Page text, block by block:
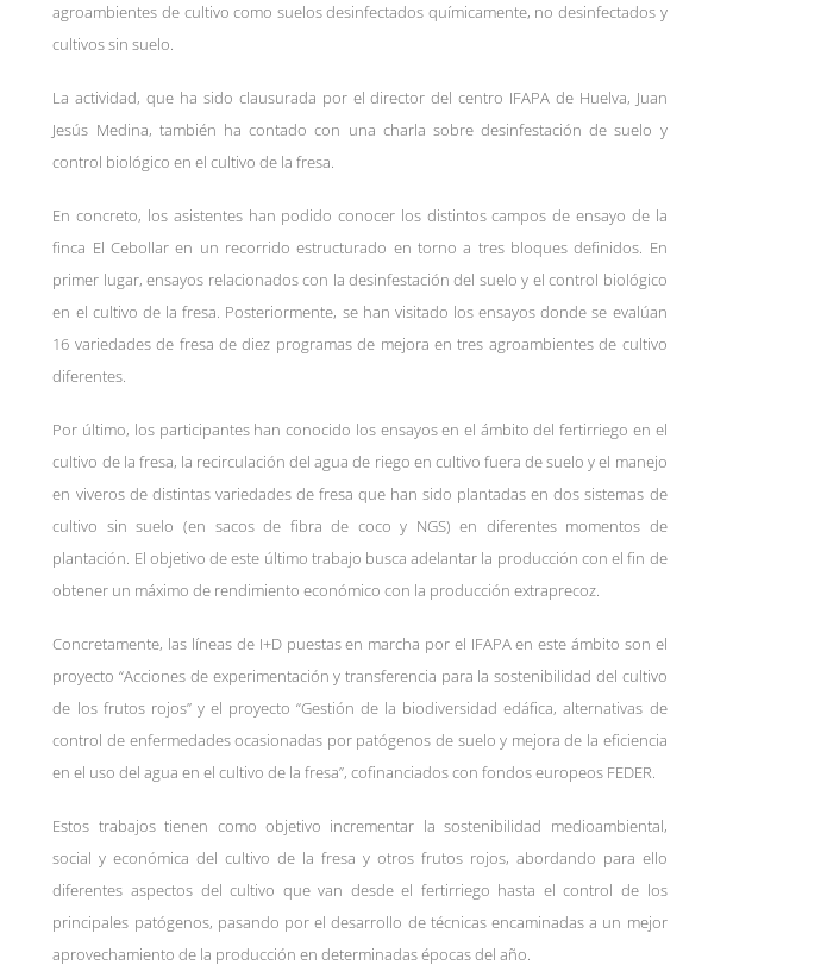
agroambientes de cultivo como suelos desinfectados químicamente, no desinfectados y
cultivos sin suelo.
La actividad, que ha sido clausurada por el director del centro IFAPA de Huelva, Juan
Jesús Medina, también ha contado con una charla sobre desinfestación de suelo y
control biológico en el cultivo de la fresa.
En concreto, los asistentes han podido conocer los distintos campos de ensayo de la
finca El Cebollar en un recorrido estructurado en torno a tres bloques definidos. En
primer lugar, ensayos relacionados con la desinfestación del suelo y el control biológico
en el cultivo de la fresa. Posteriormente, se han visitado los ensayos donde se evalúan
16 variedades de fresa de diez programas de mejora en tres agroambientes de cultivo
diferentes.
Por último, los participantes han conocido los ensayos en el ámbito del fertirriego en el
cultivo de la fresa, la recirculación del agua de riego en cultivo fuera de suelo y el manejo
en viveros de distintas variedades de fresa que han sido plantadas en dos sistemas de
cultivo sin suelo (en sacos de fibra de coco y NGS) en diferentes momentos de
plantación. El objetivo de este último trabajo busca adelantar la producción con el fin de
obtener un máximo de rendimiento económico con la producción extraprecoz.
Concretamente, las líneas de I+D puestas en marcha por el IFAPA en este ámbito son el
proyecto “Acciones de experimentación y transferencia para la sostenibilidad del cultivo
de los frutos rojos” y el proyecto “Gestión de la biodiversidad edáfica, alternativas de
control de enfermedades ocasionadas por patógenos de suelo y mejora de la eficiencia
en el uso del agua en el cultivo de la fresa”, cofinanciados con fondos europeos FEDER.
Estos trabajos tienen como objetivo incrementar la sostenibilidad medioambiental,
social y económica del cultivo de la fresa y otros frutos rojos, abordando para ello
diferentes aspectos del cultivo que van desde el fertirriego hasta el control de los
principales patógenos, pasando por el desarrollo de técnicas encaminadas a un mejor
aprovechamiento de la producción en determinadas épocas del año.